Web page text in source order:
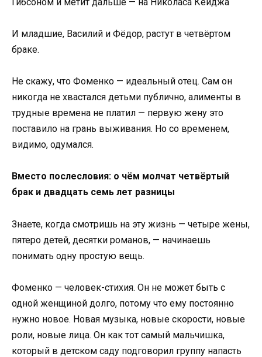
И младшие, Василий и Фёдор, растут в четвёртом
браке.
Не скажу, что Фоменко — идеальный отец. Сам он
никогда не хвастался детьми публично, алименты в
трудные времена не платил — первую жену это
поставило на грань выживания. Но со временем,
видимо, одумался.
Вместо послесловия: о чём молчат четвёртый
брак и двадцать семь лет разницы
Знаете, когда смотришь на эту жизнь — четыре жены,
пятеро детей, десятки романов, — начинаешь
понимать одну простую вещь.
Фоменко — человек-стихия. Он не может быть с
одной женщиной долго, потому что ему постоянно
нужно новое. Новая музыка, новые скорости, новые
роли, новые лица. Он как тот самый мальчишка,
который в детском саду подговорил группу напасть